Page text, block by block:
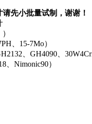
先小批量试制，谢谢！
、15-7Mo）
、GH4090、
、Nimonic90）